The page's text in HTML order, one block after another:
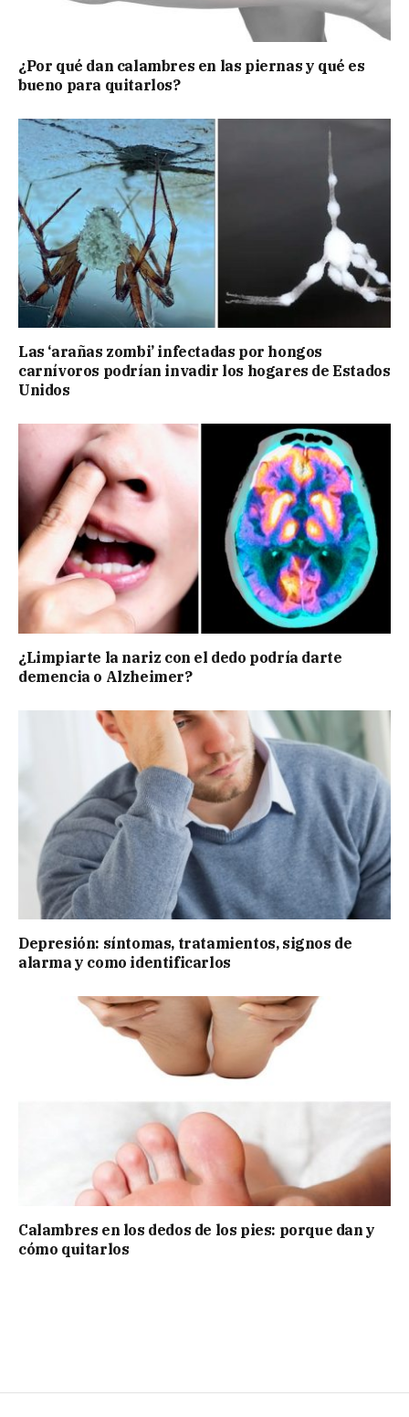
¿Por qué dan calambres en las piernas y qué es
bueno para quitarlos?
Las ‘arañas zombi’ infectadas por hongos
carnívoros podrían invadir los hogares de Estados
Unidos
¿Limpiarte la nariz con el dedo podría darte
demencia o Alzheimer?
Depresión: síntomas, tratamientos, signos de
alarma y como identificarlos
Calambres en los dedos de los pies: porque dan y
cómo quitarlos